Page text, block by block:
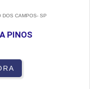
CAMPOS- SP
PINOS